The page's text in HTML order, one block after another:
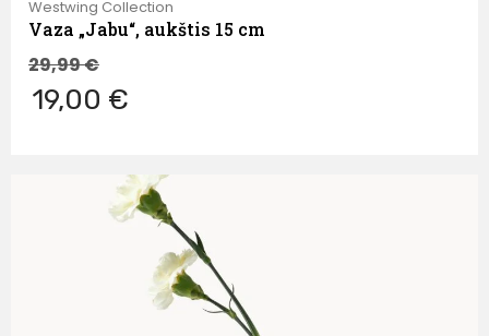
Westwing Collection
Vaza „Jabu“, aukštis 15 cm
29,99€
19,00 €